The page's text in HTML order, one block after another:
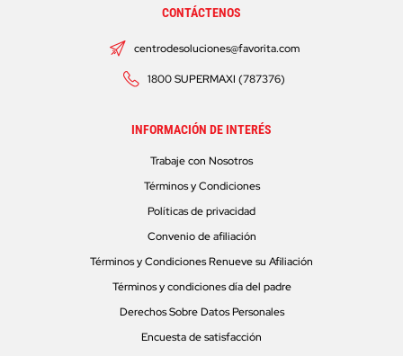
CONTÁCTENOS
centrodesoluciones@favorita.com
1800 SUPERMAXI (787376)
INFORMACIÓN DE INTERÉS
Trabaje con Nosotros
Términos y Condiciones
Políticas de privacidad
Convenio de afiliación
Términos y Condiciones Renueve su Afiliación
Términos y condiciones día del padre
Derechos Sobre Datos Personales
Encuesta de satisfacción